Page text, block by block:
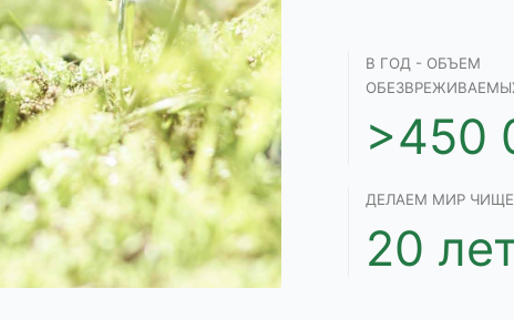
В ГОД - ОБЪЕМ
>450
ДЕЛАЕМ МИР ЧИЩЕ
20